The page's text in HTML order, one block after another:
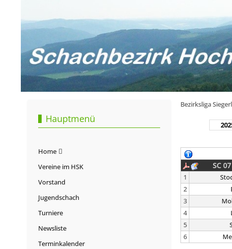
Hauptmenü
Home
Vereine im HSK
Vorstand
Jugendschach
Turniere
Newsliste
Terminkalender
Bezirksliga
SC
1
2
3
4
5
6